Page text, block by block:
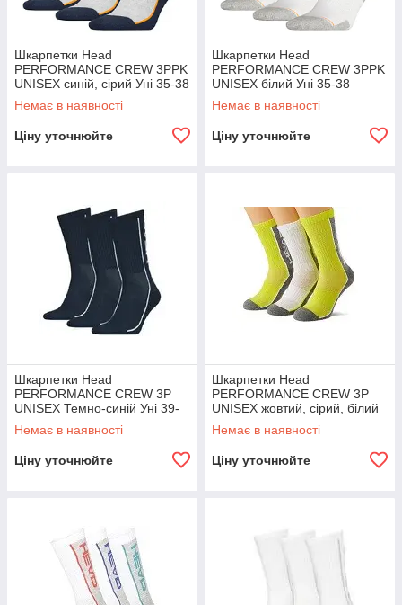
Шкарпетки Head
PERFORMANCE CREW 3PPK
UNISEX синій, сірий Уні 35-38
Немає в наявності
Ціну уточнюйте
Шкарпетки Head
PERFORMANCE CREW 3PPK
UNISEX білий Уні 35-38
Немає в наявності
Ціну уточнюйте
Шкарпетки Head
PERFORMANCE CREW 3P
UNISEX Темно-синій Уні 39-
42
Немає в наявності
Ціну уточнюйте
Шкарпетки Head
PERFORMANCE CREW 3P
UNISEX жовтий, сірий, білий
Уні 39-42
Немає в наявності
Ціну уточнюйте